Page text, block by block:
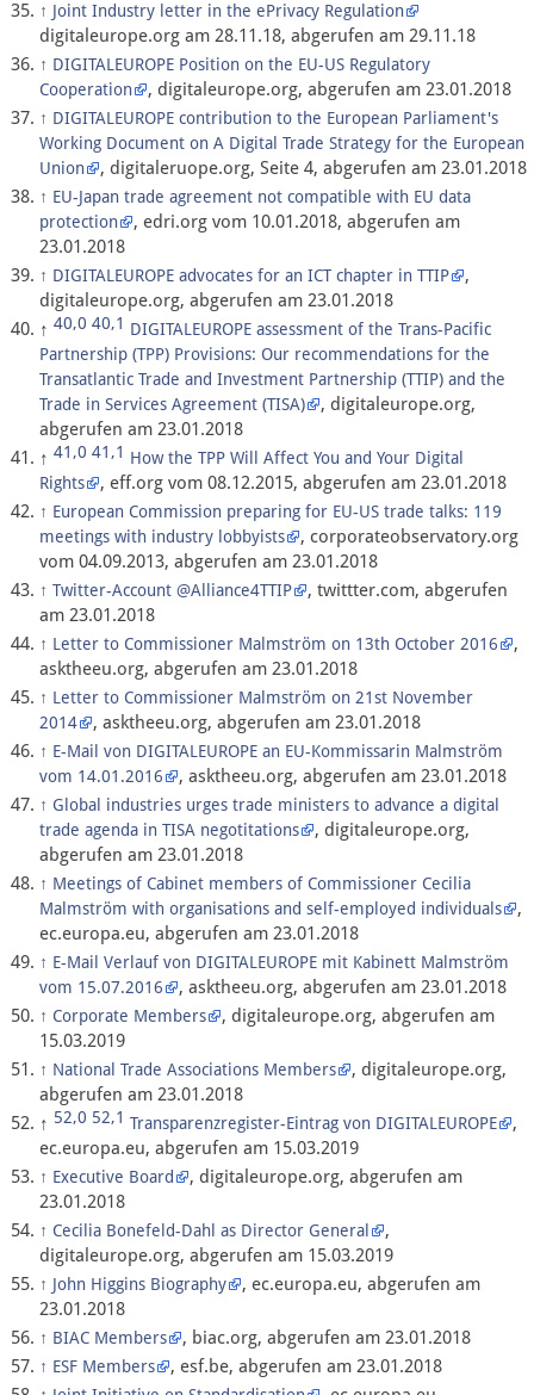
↑ Joint Industry letter in the ePrivacy Regulation
digitaleurope.org am 28.11.18, abgerufen am 29.11.18
↑ DIGITALEUROPE Position on the EU-US Regulatory
Cooperation
, digitaleurope.org, abgerufen am 23.01.2018
↑ DIGITALEUROPE contribution to the European Parliament's
Working Document on A Digital Trade Strategy for the European
Union
, digitaleruope.org, Seite 4, abgerufen am 23.01.2018
↑ EU-Japan trade agreement not compatible with EU data
protection
, edri.org vom 10.01.2018, abgerufen am
23.01.2018
↑ DIGITALEUROPE advocates for an ICT chapter in TTIP
,
digitaleurope.org, abgerufen am 23.01.2018
↑ 40,0 40,1 DIGITALEUROPE assessment of the Trans-Pacific
Partnership (TPP) Provisions: Our recommendations for the
Transatlantic Trade and Investment Partnership (TTIP) and the
Trade in Services Agreement (TISA)
, digitaleurope.org,
abgerufen am 23.01.2018
↑ 41,0 41,1 How the TPP Will Affect You and Your Digital
Rights
, eff.org vom 08.12.2015, abgerufen am 23.01.2018
↑ European Commission preparing for EU-US trade talks: 119
meetings with industry lobbyists
, corporateobservatory.org
vom 04.09.2013, abgerufen am 23.01.2018
↑ Twitter-Account @Alliance4TTIP
, twittter.com, abgerufen
am 23.01.2018
↑ Letter to Commissioner Malmström on 13th October 2016
,
asktheeu.org, abgerufen am 23.01.2018
↑ Letter to Commissioner Malmström on 21st November
2014
, asktheeu.org, abgerufen am 23.01.2018
↑ E-Mail von DIGITALEUROPE an EU-Kommissarin Malmström
vom 14.01.2016
, asktheeu.org, abgerufen am 23.01.2018
↑ Global industries urges trade ministers to advance a digital
trade agenda in TISA negotitations
, digitaleurope.org,
abgerufen am 23.01.2018
↑ Meetings of Cabinet members of Commissioner Cecilia
Malmström with organisations and self-employed individuals
,
ec.europa.eu, abgerufen am 23.01.2018
↑ E-Mail Verlauf von DIGITALEUROPE mit Kabinett Malmström
vom 15.07.2016
, asktheeu.org, abgerufen am 23.01.2018
↑ Corporate Members
, digitaleurope.org, abgerufen am
15.03.2019
↑ National Trade Associations Members
, digitaleurope.org,
abgerufen am 23.01.2018
↑ 52,0 52,1 Transparenzregister-Eintrag von DIGITALEUROPE
,
ec.europa.eu, abgerufen am 15.03.2019
↑ Executive Board
, digitaleurope.org, abgerufen am
23.01.2018
↑ Cecilia Bonefeld-Dahl as Director General
,
digitaleurope.org, abgerufen am 15.03.2019
↑ John Higgins Biography
, ec.europa.eu, abgerufen am
23.01.2018
↑ BIAC Members , biac.org, abgerufen am 23.01.2018
↑ ESF Members , esf.be, abgerufen am 23.01.2018